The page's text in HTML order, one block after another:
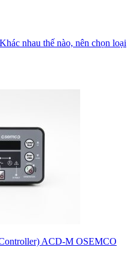
nhau thế nào, nên chọn loại
ACD-M OSEMCO